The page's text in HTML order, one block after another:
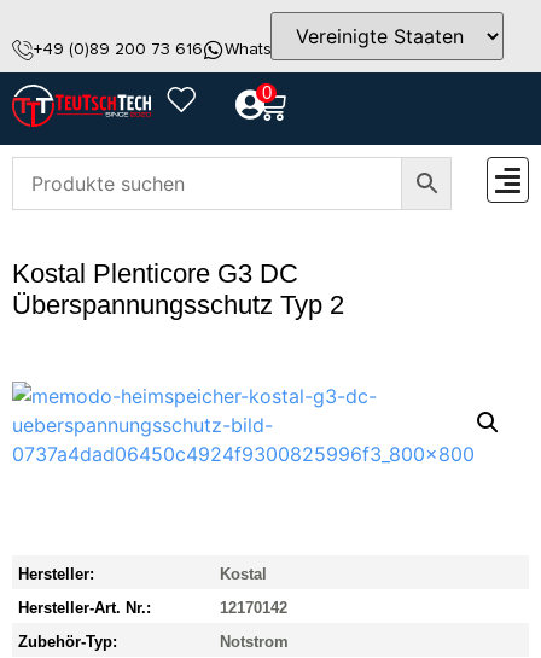
+49 (0)89 200 73 616 WhatsApp info@teutschtech.com
0
Kostal Plenticore G3 DC
Überspannungsschutz Typ 2
Hersteller:
Kostal
Hersteller-Art. Nr.:
12170142
Zubehör-Typ:
Notstrom